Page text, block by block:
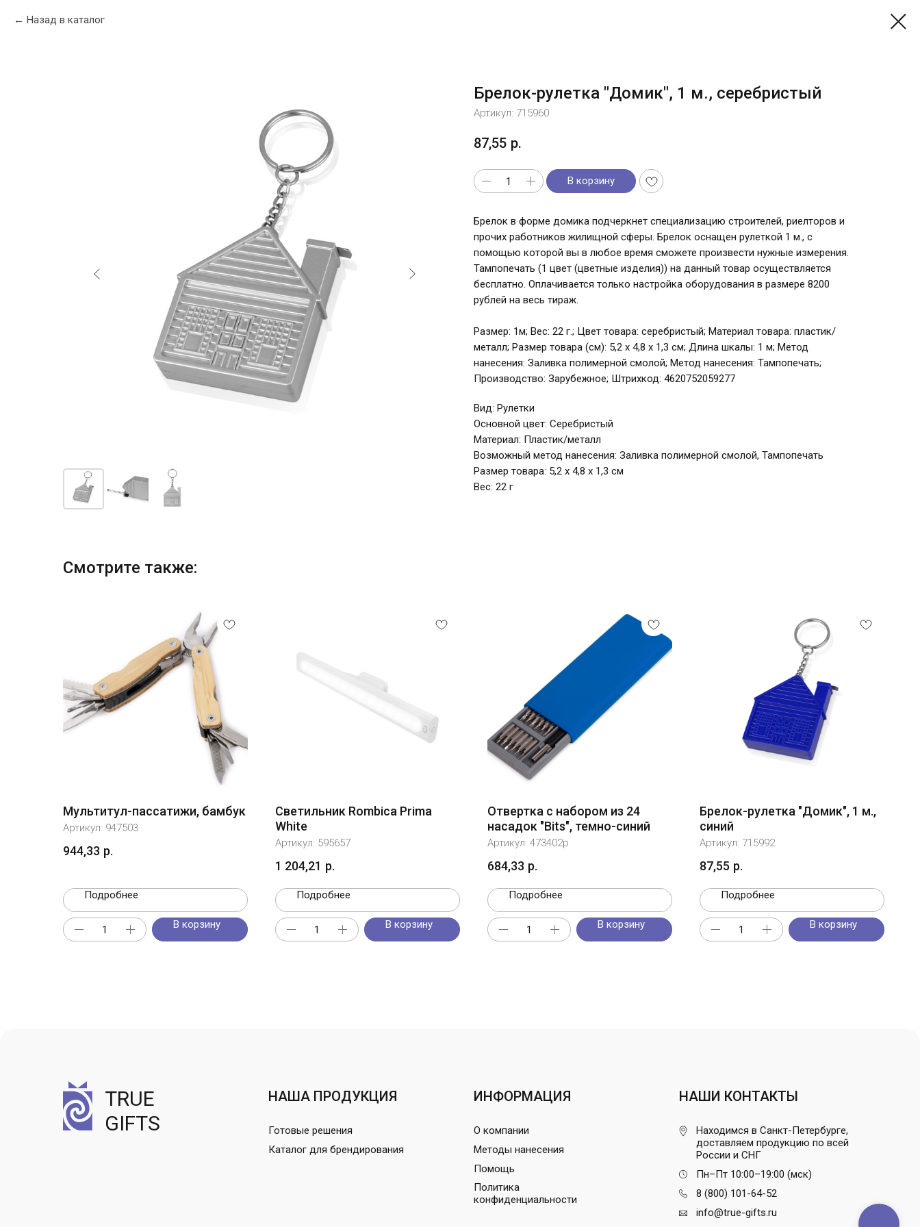
Назад в каталог
Брелок-рулетка "Домик", 1 м., серебристый
Артикул: 715960
87,55 р.
В корзину
Брелок в форме домика подчеркнет специализацию строителей, риелторов и
прочих работников жилищной сферы. Брелок оснащен рулеткой 1 м., с
помощью которой вы в любое время сможете произвести нужные измерения.
Тампопечать (1 цвет (цветные изделия)) на данный товар осуществляется
бесплатно. Оплачивается только настройка оборудования в размере 8200
рублей на весь тираж.
Размер: 1м; Вес: 22 г.; Цвет товара: серебристый; Материал товара: пластик/
металл; Размер товара (см): 5,2 х 4,8 х 1,3 см; Длина шкалы: 1 м; Метод
нанесения: Заливка полимерной смолой; Метод нанесения: Тампопечать;
Производство: Зарубежное; Штрихкод: 4620752059277
Вид: Рулетки
Основной цвет: Серебристый
Материал: Пластик/металл
Возможный метод нанесения: Заливка полимерной смолой, Тампопечать
Размер товара: 5,2 х 4,8 х 1,3 см
Вес: 22 г
Смотрите также:
Мультитул-пассатижи, бамбук
Артикул: 947503
944,33 р.
Подробнее
В корзину
Светильник Rombica Prima
White
Артикул: 595657
1 204,21 р.
Подробнее
В корзину
Отвертка с набором из 24
насадок "Bits", темно-синий
Артикул: 473402p
684,33 р.
Подробнее
В корзину
Брелок-рулетка "Домик", 1 м.,
синий
Артикул: 715992
87,55 р.
Подробнее
В корзину
TRUE
GIFTS
НАША ПРОДУКЦИЯ
Готовые решения
Каталог для брендирования
ИНФОРМАЦИЯ
О компании
Методы нанесения
Помощь
Политика
конфиденциальности
НАШИ КОНТАКТЫ
Находимся в Санкт-Петербурге,
доставляем продукцию по всей
России и СНГ
Пн–Пт 10:00–19:00 (мск)
8 (800) 101-64-52
info@true-gifts.ru